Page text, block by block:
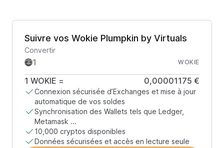
Suivre vos Wokie Plumpkin by Virtuals
Convertir
WOKIE
1 WOKIE = 0,00001175 €
Connexion sécurisée d’Exchanges et mise à jour
automatique de vos soldes
Synchronisation des Wallets tels que Ledger,
Metamask ...
10,000 cryptos disponibles
Données sécurisées et accès en lecture seule